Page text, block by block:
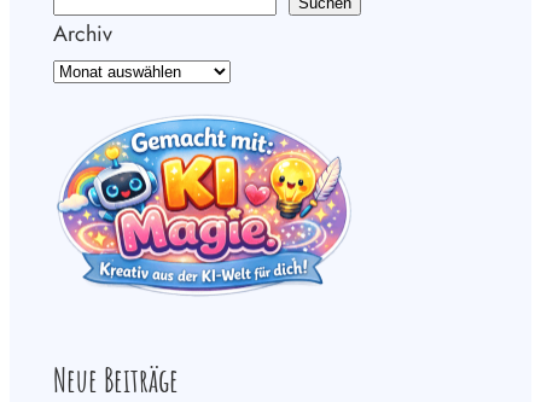
Archiv
Neue Beiträge